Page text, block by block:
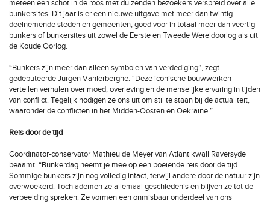
meteen een schot in de roos met duizenden bezoekers verspreid over alle
bunkersites. Dit jaar is er een nieuwe uitgave met meer dan twintig
deelnemende steden en gemeenten, goed voor in totaal meer dan veertig
bunkers of bunkersites uit zowel de Eerste en Tweede Wereldoorlog als uit
de Koude Oorlog.
“Bunkers zijn meer dan alleen symbolen van verdediging”, zegt
gedeputeerde Jurgen Vanlerberghe. “Deze iconische bouwwerken
vertellen verhalen over moed, overleving en de menselijke ervaring in tijden
van conflict. Tegelijk nodigen ze ons uit om stil te staan bij de actualiteit,
waaronder de conflicten in het Midden-Oosten en Oekraïne.”
Reis door de tijd
Coördinator-conservator Mathieu de Meyer van Atlantikwall Raversyde
beaamt. “Bunkerdag neemt je mee op een boeiende reis door de tijd.
Sommige bunkers zijn nog volledig intact, terwijl andere door de natuur zijn
overwoekerd. Toch ademen ze allemaal geschiedenis en blijven ze tot de
verbeelding spreken. Ze vormen een onmisbaar onderdeel van ons